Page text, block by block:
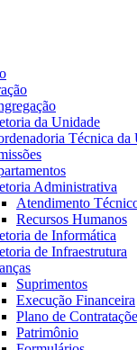
da Unidade
Técnica da
Administrativa
Atendimento
Recursos Humanos
de Informática
de Infraestrutura
Suprimentos
Execução Financeira
Plano de
Patrimônio